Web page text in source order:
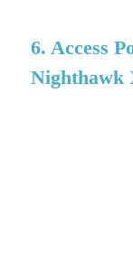
6. Access
Nighthawk